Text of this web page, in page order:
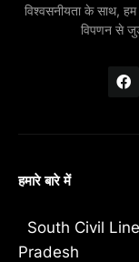
विश्वसनीयता के साथ, हम
विपणन से
हमारे बारे में
South Civil
Pradesh